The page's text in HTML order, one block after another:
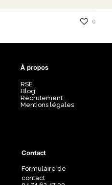
0
À propos
RSE
Blog
Recrutement
Mentions légales
Contact
Formulaire de
contact